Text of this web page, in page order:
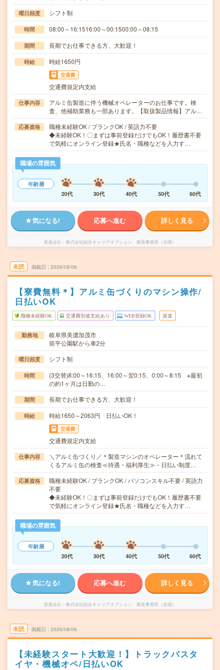
曜日頻度 シフト制
時間 08:00～16:1516:00～00:1500:00～08:15
期間 長期でお仕事できる方、大歓迎！
時給 時給1650円
交通費
交通費規定内支給
仕事内容
アルミ缶製造に伴う機械オペレーターのお仕事です。検
査、他補助業務も一部あります。【取扱製品情報】アル…
応募資格
職種未経験OK / ブランクOK / 英語力不要
◆未経験OK！〇まずは事前登録だけでもOK！履歴書不要
で気軽にオンライン登録★氏名・職種などを入力す…
職場の雰囲気
年齢層
20代
30代 40代 50代 60代
気になる! 応募へ進む 詳しく見る
派遣会社 株式会社綜合キャリアオプション 製造事業部（全国）
未読 掲載日 2026/08/06
【寮費無料＊】アルミ缶づくりのマシン操作/
日払いOK
職種未経験OK 交通費別途支給あり WEB登録OK 派遣
勤務地
岐阜県美濃加茂市
前平公園駅から車2分
曜日頻度 シフト制
時間
(3交替)8:00～16:15、16:00～翌0:15、0:00～8:15 ※最初
の約1ヶ月は日勤の…
期間 長期でお仕事できる方、大歓迎！
時給 時給1650～2063円 日払いOK！
交通費
交通費規定内支給
仕事内容
＼アルミ缶づくり／＊製造マシンのオペレーター＊流れて
くるアルミ缶の検査≪待遇・福利厚生≫・日払い制度…
応募資格
職種未経験OK / ブランクOK / パソコンスキル不要 / 英語力
不要
◆未経験OK！〇まずは事前登録だけでもOK！履歴書不要
で気軽にオンライン登録★氏名・職種などを入力す…
職場の雰囲気
年齢層
20代
30代 40代 50代 60代
気になる! 応募へ進む 詳しく見る
派遣会社 株式会社綜合キャリアオプション 製造事業部（全国）
未読 掲載日 2026/08/06
【未経験スタート大歓迎！】トラックバスタ
イヤ・機械オペ/日払いOK